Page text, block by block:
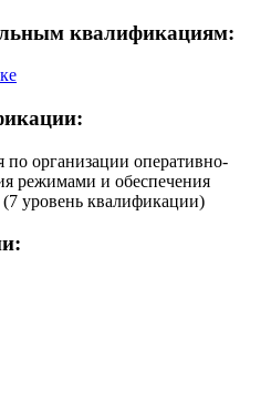
квалификациям:
по организации оперативно-
режимами и обеспечения
уровень квалификации)